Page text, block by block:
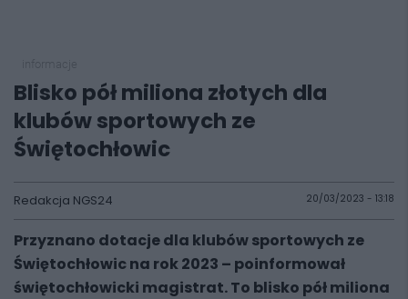
Blisko pół miliona złotych dla
klubów sportowych ze
Świętochłowic
Redakcja NGS24 20/03/2023 - 13:18
Przyznano dotacje dla klubów sportowych ze
Świętochłowic na rok 2023 – poinformował
świętochłowicki magistrat. To blisko pół miliona